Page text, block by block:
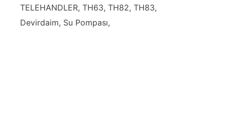
TELEHANDLER, TH63, TH82, TH83,
Devirdaim, Su Pompası,